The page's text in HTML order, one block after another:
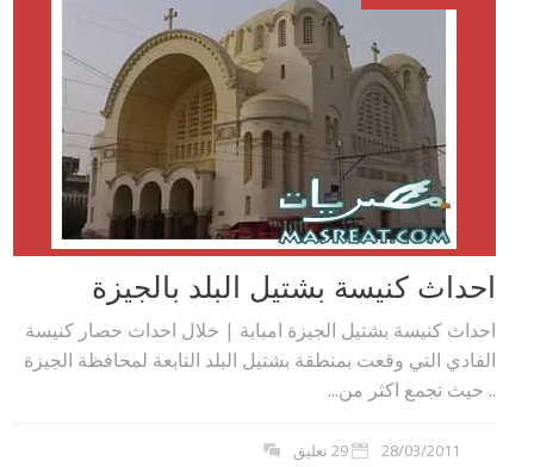
احداث كنيسة بشتيل البلد بالجيزة
احداث كنيسة بشتيل الجيزة امبابة | خلال احداث حصار كنيسة
الفادي التي وقعت بمنطقة بشتيل البلد التابعة لمحافظة الجيزة
.. حيث تجمع اكثر من...
28/03/2011 29 تعليق